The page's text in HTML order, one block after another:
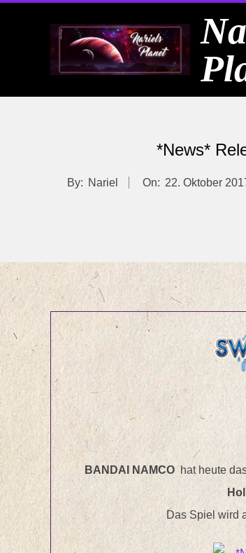
*News*
By: Nariel On: 22. Oktober
BANDAI NAMCO hat heute
Das Spiel wird